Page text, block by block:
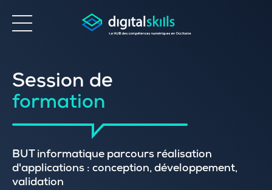
Accessibilité
Session de
formation
BUT informatique parcours réalisation
d'applications : conception, développement,
validation